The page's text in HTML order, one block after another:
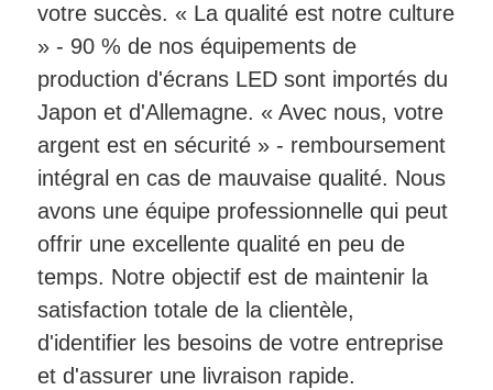
votre succès. « La qualité est notre culture
» - 90 % de nos équipements de
production d'écrans LED sont importés du
Japon et d'Allemagne. « Avec nous, votre
argent est en sécurité » - remboursement
intégral en cas de mauvaise qualité. Nous
avons une équipe professionnelle qui peut
offrir une excellente qualité en peu de
temps. Notre objectif est de maintenir la
satisfaction totale de la clientèle,
d'identifier les besoins de votre entreprise
et d'assurer une livraison rapide.